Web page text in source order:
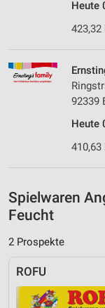
Heute
92339
Heute
410,63
Spielwaren
Feucht
2 Prospekte
ROFU
Nicht-IAB-
Funktional